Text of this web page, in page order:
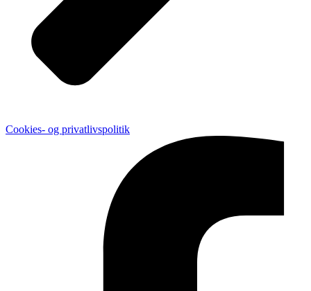
Cookies- og privatlivspolitik